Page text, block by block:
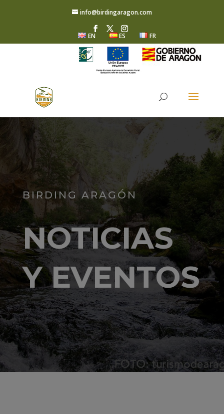
info@birdingaragon.com
EN ES FR
BIRDING ARAGÓN
NOTICIAS
Y EVENTOS